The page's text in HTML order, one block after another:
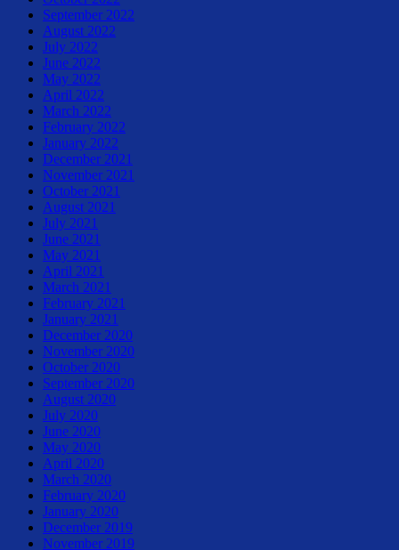
September 2022
August 2022
July 2022
June 2022
May 2022
April 2022
March 2022
February 2022
January 2022
December 2021
November 2021
October 2021
August 2021
July 2021
June 2021
May 2021
April 2021
March 2021
February 2021
January 2021
December 2020
November 2020
October 2020
September 2020
August 2020
July 2020
June 2020
May 2020
April 2020
March 2020
February 2020
January 2020
December 2019
November 2019